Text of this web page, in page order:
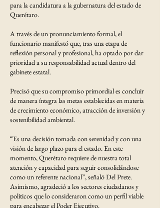
para la candidatura a la gubernatura del estado de
Querétaro.
A través de un pronunciamiento formal, el
funcionario manifestó que, tras una etapa de
reflexión personal y profesional, ha optado por dar
prioridad a su responsabilidad actual dentro del
gabinete estatal.
Precisó que su compromiso primordial es concluir
de manera íntegra las metas establecidas en materia
de crecimiento económico, atracción de inversión y
sostenibilidad ambiental.
“Es una decisión tomada con serenidad y con una
visión de largo plazo para el estado. En este
momento, Querétaro requiere de nuestra total
atención y capacidad para seguir consolidándose
como un referente nacional”, señaló Del Prete.
Asimismo, agradeció a los sectores ciudadanos y
políticos que lo consideraron como un perfil viable
para encabezar el Poder Ejecutivo.